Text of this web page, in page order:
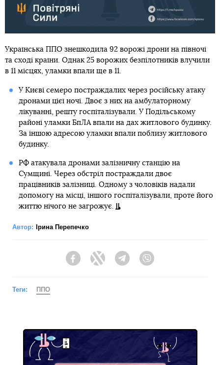
Українська ППО знешкодила 92 ворожі дрони на півночі
та сході країни. Однак 25 ворожих безпілотників влучили
в 11 місцях, уламки впали ще в 11.
У Києві семеро постраждалих через російську атаку
дронами цієї ночі. Двоє з них на амбулаторному
лікуванні, решту госпіталізували. У Подільському
районі уламки БпЛА впали на дах житлового будинку.
За іншою адресою уламки впали поблизу житлового
будинку.
РФ атакувала дронами залізничну станцію на
Сумщині. Через обстріл постраждали двоє
працівників залізниці. Одному з чоловіків надали
допомогу на місці, іншого госпіталізували, проте його
життю нічого не загрожує.
Автор: Ірина Перепечко
FacebookTwitter Telegram
Теги: ППО